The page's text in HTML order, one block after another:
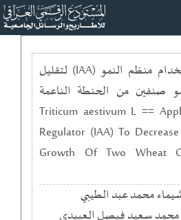
استخدام منظم النمو (IAA) لتقليل
صنفين من الحنطة الناعمة
Triticum aestivum L ==
Regulator (IAA) To
Growth Of Two Wheat
محمد عبد الطيبي
محمد سعيد فيصل العبيدي